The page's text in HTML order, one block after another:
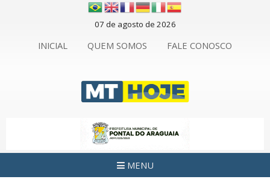
07 de agosto de 2026
INICIAL QUEM SOMOS FALE CONOSCO
MENU